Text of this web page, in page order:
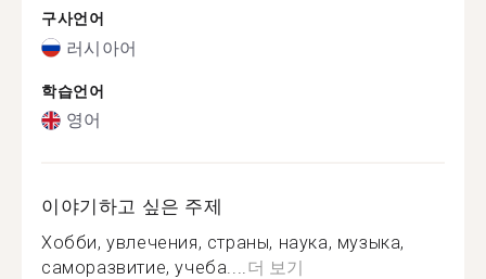
구사언어
러시아어
학습언어
영어
이야기하고 싶은 주제
Хобби, увлечения, страны, наука, музыка,
саморазвитие, учеба....더 보기